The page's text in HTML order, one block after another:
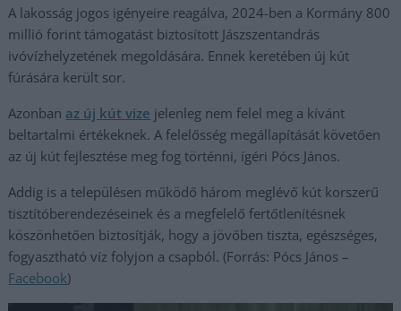
A lakosság jogos igényeire reagálva, 2024-ben a Kormány 800
millió forint támogatást biztosított Jászszentandrás
ivóvízhelyzetének megoldására. Ennek keretében új kút
fúrására került sor.
Azonban az új kút vize jelenleg nem felel meg a kívánt
beltartalmi értékeknek. A felelősség megállapítását követően
az új kút fejlesztése meg fog történni, ígéri Pócs János.
Addig is a településen működő három meglévő kút korszerű
tisztítóberendezéseinek és a megfelelő fertőtlenítésnek
köszönhetően biztosítják, hogy a jövőben tiszta, egészséges,
fogyasztható víz folyjon a csapból. (Forrás: Pócs János –
Facebook)